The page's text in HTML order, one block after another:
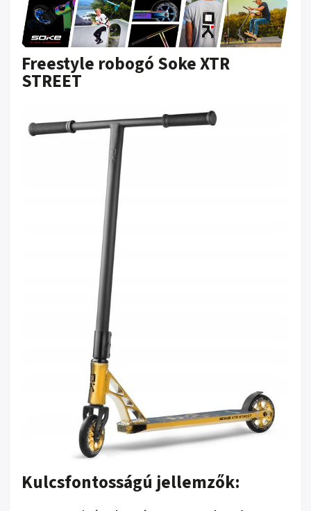
Freestyle robogó Soke XTR
STREET
Kulcsfontosságú jellemzők: